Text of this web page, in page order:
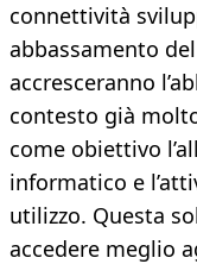
connettività
abbassamento
accresceranno
contesto già
come obiettivo
informatico e
utilizzo. Questa
accedere meglio